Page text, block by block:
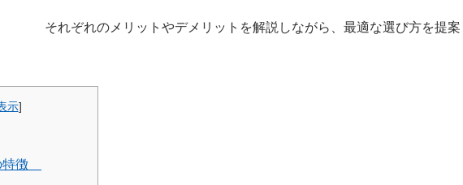
それぞれのメリットやデメリットを解説しながら、最適な選び方を提
示]
特徴